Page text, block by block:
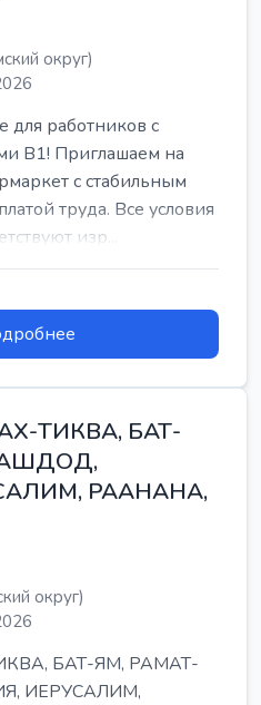
округ)
работников с
B1! Приглашаем на
с стабильным
труда. Все условия
изр...
ТИКВА, БАТ-
АШДОД,
РААНАНА,
округ)
БАТ-ЯМ, РАМАТ-
ИЕРУСАЛИМ,